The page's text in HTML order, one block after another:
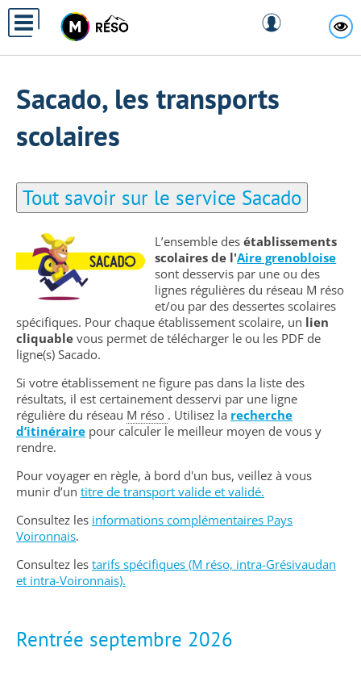
Sacado, les transports
scolaires
Tout savoir sur le service Sacado
L’ensemble desétablissements
scolaires de l'Aire grenobloise
sont desservis par une ou des
lignes régulières du réseau M réso
et/ou par des dessertes scolaires
spécifiques. Pour chaque établissement scolaire, un lien
cliquable vous permet de télécharger le ou les PDF de
ligne(s) Sacado.
Si votre établissement ne figure pas dans la liste des
résultats, il est certainement desservi par une ligne
régulière du réseau M réso . Utilisez la recherche
d’itinéraire pour calculer le meilleur moyen de vous y
rendre.
Pour voyager en règle, à bord d'un bus, veillez à vous
munir d’un titre de transport valide et validé.
Consultez les informations complémentaires Pays
Voironnais.
Consultez les tarifs spécifiques (M réso, intra-Grésivaudan
et intra-Voironnais).
Rentrée septembre 2026
Panneau de gestion des cookies